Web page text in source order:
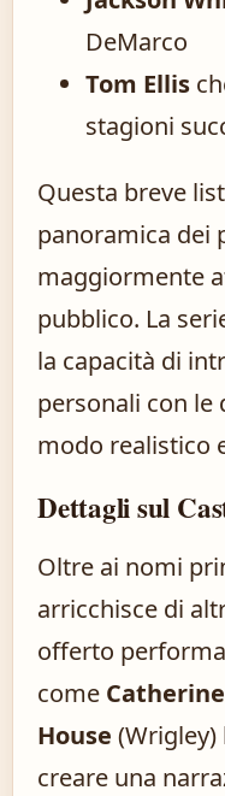
DeMarco
Tom Ellis
stagioni
Questa breve
panoramica dei
maggiormente
pubblico. La
la capacità di
personali con le
modo realistico
Dettagli sul
Oltre ai nomi
arricchisce di
offerto
come
House
creare una